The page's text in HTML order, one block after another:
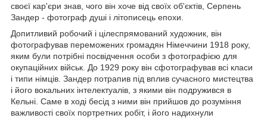
своєї кар'єри знав, чого він хоче від своїх об'єктів, Серпень
Зандер - фотограф душі і літописець епохи.
Допитливий робочий і цілеспрямований художник, він
фотографував переможених громадян Німеччини 1918 року,
яким були потрібні посвідчення особи з фотографією для
окупаційних військ. До 1929 року він сфотографував всі класи
і типи німців. Зандер потрапив під вплив сучасного мистецтва
і його вокальних інтелектуалів, з якими він подружився в
Кельні. Саме в ході бесід з ними він прийшов до розуміння
важливості своїх портретних робіт, і його надихнули